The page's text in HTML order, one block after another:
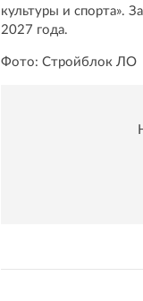
культуры и спорта».
2027 года.
Фото: Стройблок ЛО